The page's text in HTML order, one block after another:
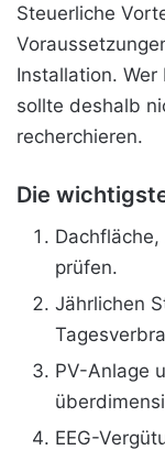
Steuerliche
Installation.
sollte deshalb
recherchieren.
Die
Dachfläche,
prüfen.
Jährlichen
PV-Anlage
EEG-